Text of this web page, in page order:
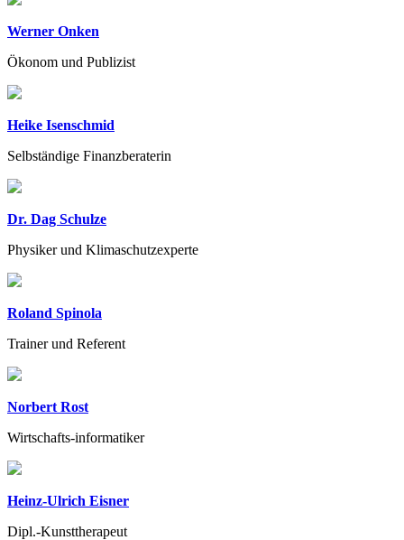
Werner Onken
Ökonom und Publizist
Heike Isenschmid
Selbständige Finanzberaterin
Dr. Dag Schulze
Physiker und Klimaschutzexperte
Roland Spinola
Trainer und Referent
Norbert Rost
Wirtschafts-informatiker
Heinz-Ulrich Eisner
Dipl.-Kunsttherapeut